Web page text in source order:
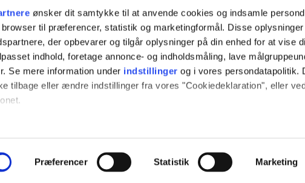
ønsker dit samtykke til at anvende cookies og indsamle
til præferencer, statistik og marketingformål. Disse
der opbevarer og tilgår oplysninger på din enhed for at vise
indhold, foretage annonce- og indholdsmåling, lave
Se mere information under indstillinger og i vores persondatapolitik.
tilbage eller ændre indstillinger fra vores "Cookiedeklaration", eller
at tilpasse vores indhold og annoncer, til at vise dig funktioner til
trafik. Vi deler også oplysninger om din brug af vores hjemmeside
Præferencer Statistik Marketing
sacha.lw@gladfonden.dk
sanne.h@gladfonden.dk
   